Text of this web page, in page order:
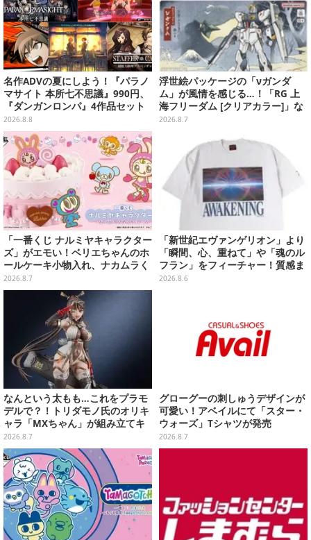
名作ADVの夏にしよう！『パラノ
マサイト 本所七不思議』990円、
『ダンガンロンパ』4作品セット
で3,060円、“お紳士”な恋愛ADV
は1,192円！【eショップのお薦め
セール】
2026.8.8
浮世絵パッケージの「νガンダ
ム」が風情を感じる…！「RG 上
海フリーダム [クリアカラー]」な
どガンプラ2商品が8月順次発売
2026.8.7
「一番くじ ナルミヤキャラクター
ズ」がエモい！ベリエちゃんのホ
ールケーキ小物入れ、ナカムラく
んのマスコットなどがズラリ
2026.8.7
「新世紀エヴァンゲリオン」より
「瞬間、心、重ねて」や「魂のル
フラン」をフィーチャー！質感ま
でこだわった高級Tシャツが8月7
2026.8.6
なんという太もも…これをプラモ
デルで？！トリダモノ氏のオリキ
ャラ「MXちゃん」が組み立てキ
ット化―持ってるケースはレール
ガンに変形
2026.8.7
グローグーの刺しゅうデザインが
可愛い！アベイルにて「スター・
ウォーズ」Tシャツが発売
2026.8.7